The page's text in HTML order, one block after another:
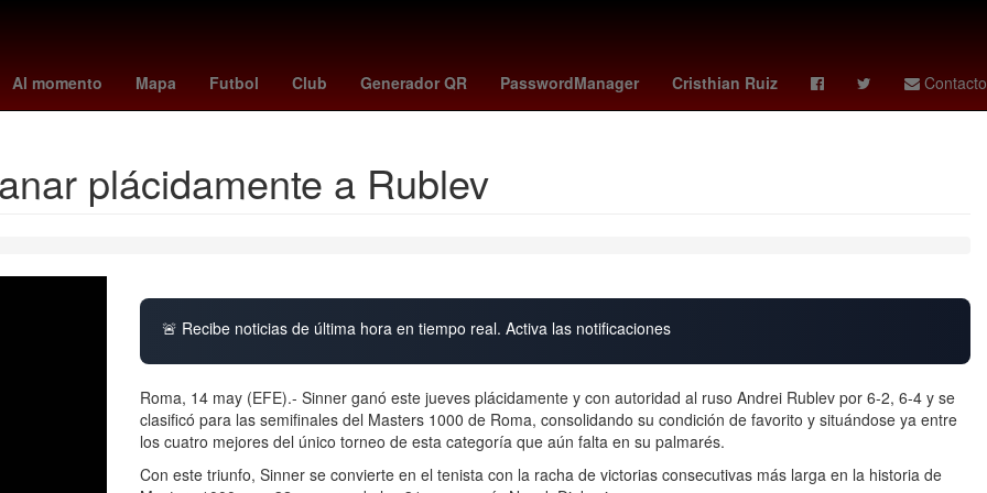
Al momento Mapa Futbol Club Generador QR PasswordManager Cristhian Ruiz Contacto
Nobel de la Paz 2018 China metroid prime 4 masterchef en vivo México Claudia Sheinbaum Pardo Chihuahua
plácidamente a Rublev
🚨 Recibe noticias de última hora en tiempo real. Activa las notificaciones
Roma, 14 may (EFE).- Sinner ganó este jueves plácidamente y con autoridad al ruso Andrei Rublev por 6-2, 6-4 y se
clasificó para las semifinales del Masters 1000 de Roma, consolidando su condición de favorito y situándose ya entre
los cuatro mejores del único torneo de esta categoría que aún falta en su palmarés.
Con este triunfo, Sinner se convierte en el tenista con la racha de victorias consecutivas más larga en la historia de